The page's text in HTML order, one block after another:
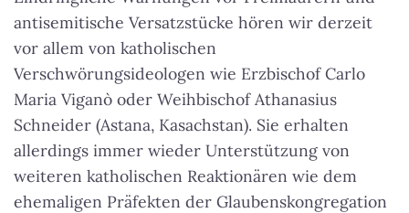
antisemitische Versatzstücke hören wir derzeit
vor allem von katholischen
Verschwörungsideologen wie Erzbischof Carlo
Maria Viganò oder Weihbischof Athanasius
Schneider (Astana, Kasachstan). Sie erhalten
allerdings immer wieder Unterstützung von
weiteren katholischen Reaktionären wie dem
ehemaligen Präfekten der Glaubenskongregation